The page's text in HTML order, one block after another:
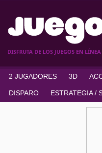
DISFRUTA DE LOS JUEGOS EN
2 JUGADORES 3D
DISPARO ESTRATEGIA /